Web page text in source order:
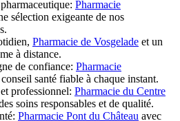
Pharmacie
sélection exigeante de nos
Pharmacie de Vosgelade et un
à distance.
de confiance: Pharmacie
santé fiable à chaque instant.
professionnel: Pharmacie du Centre
soins responsables et de qualité.
Pharmacie Pont du Château avec